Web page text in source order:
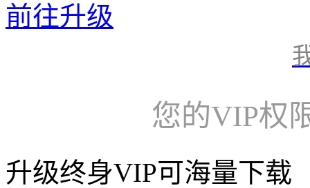
前往升级
您的VIP权
升级终身VIP可海量下载